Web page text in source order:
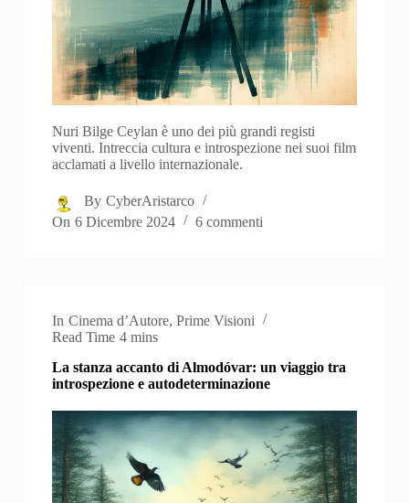
Nuri Bilge Ceylan è uno dei più grandi registi
viventi. Intreccia cultura e introspezione nei suoi film
acclamati a livello internazionale.
By CyberAristarco
On 6 Dicembre 2024 6 commenti
In Cinema d’Autore, Prime Visioni
Read Time 4 mins
La stanza accanto di Almodóvar: un viaggio tra
introspezione e autodeterminazione